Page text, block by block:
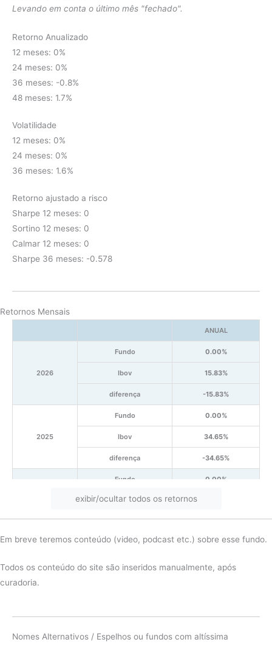
Levando em conta o último mês "fechado".
Retorno Anualizado
12 meses: 0%
24 meses: 0%
36 meses: -0.8%
48 meses: 1.7%
Volatilidade
12 meses: 0%
24 meses: 0%
36 meses: 1.6%
Retorno ajustado a risco
Sharpe 12 meses: 0
Sortino 12 meses: 0
Calmar 12 meses: 0
Sharpe 36 meses: -0.578
Retornos Mensais
ANUAL
2026
Fundo 0.00%
Ibov 15.83%
diferença -15.83%
2025
Fundo 0.00%
Ibov 34.65%
diferença -34.65%
Fundo 0.00%
Ibov
diferença 7.21%
2023
Fundo 21.51%
Ibov 26.57%
exibir/ocultar todos os retornos
Em breve teremos conteúdo (video, podcast etc.) sobre esse fundo.
Todos os conteúdo do site são inseridos manualmente, após
curadoria.
Nomes Alternativos / Espelhos ou fundos com altíssima